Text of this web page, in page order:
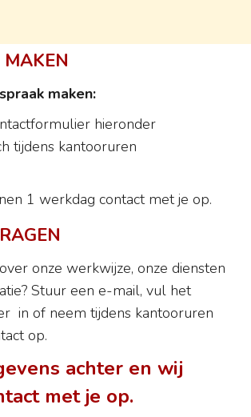
maken:
hieronder
tijdens kantooruren
1 werkdag contact met je op.
onze werkwijze, onze diensten
Stuur een e-mail, vul het
in of neem tijdens kantooruren
op.
achter en wij
met je op.